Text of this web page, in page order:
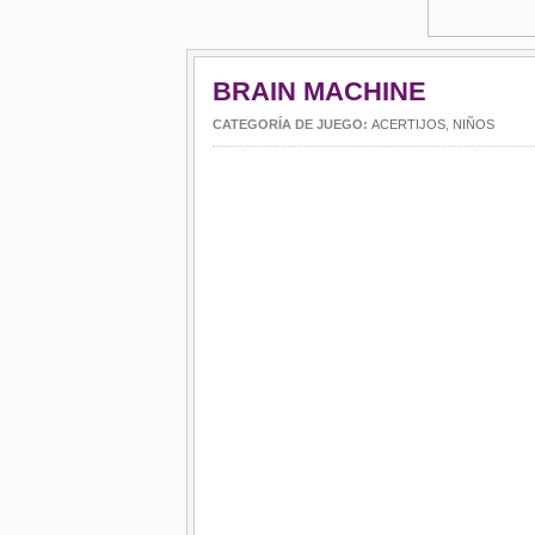
BRAIN MACHINE
CATEGORÍA DE JUEGO: ACERTIJOS NIÑOS